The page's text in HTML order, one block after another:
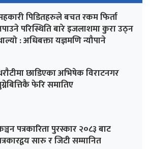
पिडितहरुले बचत रकम फिर्ता
परिस्थिति बारे इजलाशमा कुरा उठ्न
: अधिबक्ता यज्ञमणि न्यौपाने
छाडिएका अभिषेक विराटनगर
फेरि समातिए
पत्रकारिता पुरस्कार २०८३ बाट
सारु र जिटी सम्मानित